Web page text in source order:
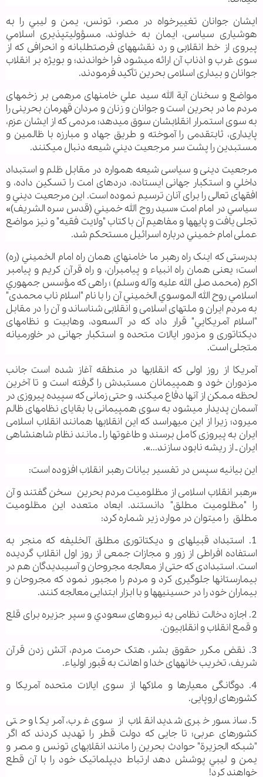
ایشان جوانان تغییرخواه در مصر، تونس، يمن و ليبي را به
هوشیاری سیاسی، ايمان به خداوند، مسؤولیت‏پذیری اسلامي
پیروی از خط انقلابی و رد نقشه‏های فرصت‏طلبانه و انحرافی که از
سوی غرب و اذناب آن ارائه می‏شود فرا خواندند؛ و بویژه بر انقلاب
جوانان و بیداری اسلامی بحرین تأکید فرمودند.
مواضع و سخنان آية الله سيد علي خامنه‏ای مرهمی بر زخم‏های
مردم ما در بحرین است و جوانان و زنان و مردان قهرمان بحرینی‏ را
به سوی استمرار انقلابشان سوق می‏دهد؛ مردمی که از ایشان عزم،
پایداری، ثابت‏قدمی را آموخته و طريق جهاد و مبارزه با ظالمين و
مستبدين را پشت سر مرجعيت ديني شيعه دنبال می‏کنند.
مرجعیت دینی و سیاسی شیعه همواره در مقابل ظلم و استبداد
داخلي و استكبار جهانی ایستاده، دردهای امت را تسکین داده، و
افق‏های تعالی را برای آنان ترسیم نموده است. این مرجعيت ديني و
سياسي در امام امت «سيد روح الله خميني (قدس سره الشريف)»
تجلی یافت و پایه‏ها و مفاهیم آن با کتاب "ولايت فقيه" و نیز مواضع
عملی امام خميني درباره اسرائيل مستحکم شد.
بدرستی که اینک راه رهبر ما خامنه‏اي همان راه امام الخميني (ره)
است؛ یعنی همان راه انبياء و پیامبران، و راه قرآن كريم و پیامبر
اكرم (محمد صلى الله عليه وآله وسلم) ؛ راهی که مؤسس جمهوري
اسلامي روح الله الموسوي الخميني آن را با نام "اسلام ناب محمدی"
به مردم ايران و ملت‏های اسلامی و انقلابی شناساند و آن را در مقابل
"اسلام آمريكایي" قرار داد که در آل‏سعود، وهابيت و نظام‏های
دیکتاتوری و مزدور ایالات متحده و استکبار جهانی در خاورمیانه
متجلی است.
آمریکا از روز اولی که انقلاب‏ها در منطقه آغاز شده است جانب
مزدوران خود و هم‏پیمانان مستبدش را گرفته است و تا آخرین
لحظه ممکن از آنها دفاع می‏کند، و حتی زمانی که سپیده پیروزی در
آسمان پدیدار می‏شود به سوی هم‏پیمانی با بقایای نظام‏های ظالم
می‏رود؛ زیرا از این می‏هراسد که این انقلاب‏ها همانند انقلاب اسلامی
ایران به پیروزی کامل برسند و طاغوت‏ها را ـ مانند نظام شاهنشاهی
ایران ـ از ریشه نابود سازند...».
این بیانیه سپس در تفسیر بیانات رهبر انقلاب افزوده است:
«رهبر انقلاب اسلامی از مظلومیت مردم بحرین سخن گفتند و آن
را "مظلومیت مطلق" دانستند. ابعاد متعدد این مظلوميت
مطلق را می‏توان در موارد زیر شماره کرد:
1. استبداد قبیله‏ای و دیکتاتوری مطلق آل‏خلیفه که منجر به
استفاده افراطی از زور و مجازات جمعی از روز اول انقلاب گردیده
است. استبدادی که حتی از معالجه مجروحان و آسیب‏دیدگان هم در
بیمارستان‏ها جلوگیری کرد و مردم را مجبور نمود که مجروحان و
بیماران خود را در حسينيه‏ها و با ابزار ابتدایی معالجه کنند.
2. اجازه دخالت نظامی به نیروهای سعودي و سپر جزیره برای قلع
و قمع انقلاب و انقلابیون.
3. نقض مکرر حقوق بشر، هتک حرمت مردم، آتش زدن قرآن
شريف، تخریب خانه‏های خدا و اهانت به قبور اولياء.
4. دوگانگی معیارها و ملاک‏ها از سوی ایالات متحده آمریکا و
کشورهای اروپایی.
5. سانسور خبری شدید انقلاب از سوی غرب، آمریکا و حتی
کشورهای عربی؛ تا جایی که دولت قطر را تهدید کردند که اگر
"شبکه الجزيرة" حوادث بحرین را مانند انقلاب‏های تونس و مصر و
يمن و ليبي پوشش دهد ارتباط دیپلماتیک خود را با آن قطع
خواهند کرد!